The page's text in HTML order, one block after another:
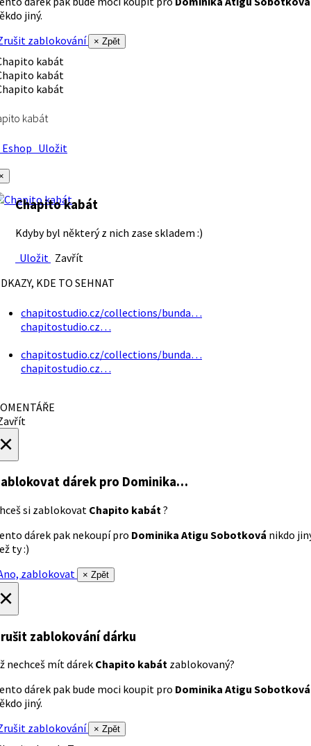
jiný.
zablokování
× Zpět
kabát
Uložit
Chapito kabát
Kdyby byl některý z nich zase skladem :)
Uložit Zavřít
KDE TO SEHNAT
chapitostudio.cz/collections/bunda…
chapitostudio.cz…
chapitostudio.cz/collections/bunda…
chapitostudio.cz…
dárek pro Dominika…
si zablokovat Chapito kabát ?
dárek pak nekoupí pro Dominika Atigu Sobotková nikdo
ty :)
zablokovat
× Zpět
zablokování dárku
nechceš mít dárek Chapito kabát zablokovaný?
dárek pak bude moci koupit pro Dominika Atigu Sobotková
jiný.
zablokování
× Zpět